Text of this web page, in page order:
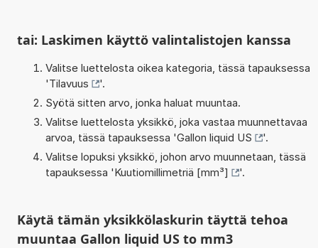
tai: Laskimen käyttö valintalistojen kanssa
Valitse luettelosta oikea kategoria, tässä tapauksessa
'Tilavuus
'.
Syötä sitten arvo, jonka haluat muuntaa.
Valitse luettelosta yksikkö, joka vastaa muunnettavaa
arvoa, tässä tapauksessa 'Gallon liquid US
'.
Valitse lopuksi yksikkö, johon arvo muunnetaan, tässä
tapauksessa 'Kuutiomillimetriä [mm³] '.
Käytä tämän yksikkölaskurin täyttä tehoa
muuntaa Gallon liquid US to mm3